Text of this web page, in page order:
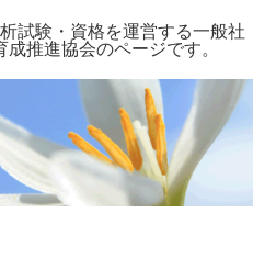
試験・資格を運営する一般社
成推進協会のページです。